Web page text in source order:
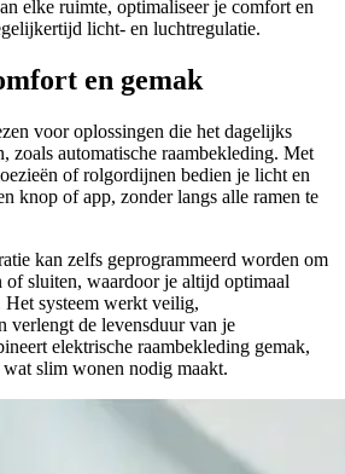
elke ruimte, optimaliseer je comfort en
licht- en luchtregulatie.
en gemak
voor oplossingen die het dagelijks
zoals automatische raambekleding. Met
of rolgordijnen bedien je licht en
knop of app, zonder langs alle ramen te
kan zelfs geprogrammeerd worden om
of sluiten, waardoor je altijd optimaal
systeem werkt veilig,
verlengt de levensduur van je
elektrische raambekleding gemak,
slim wonen nodig maakt.